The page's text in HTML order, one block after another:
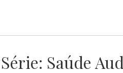
Série: Saúde